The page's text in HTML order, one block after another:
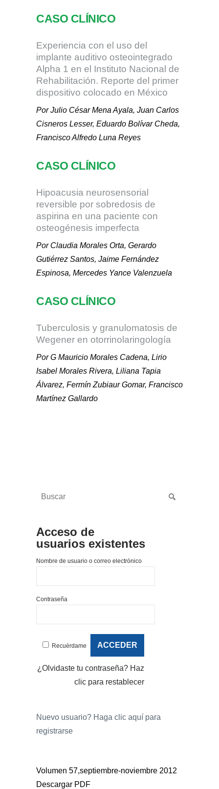
CASO CLÍNICO
Experiencia con el uso del
implante auditivo osteointegrado
Alpha 1 en el Instituto Nacional de
Rehabilitación. Reporte del primer
dispositivo colocado en México
Por Julio César Mena Ayala, Juan Carlos
Cisneros Lesser, Eduardo Bolívar Cheda,
Francisco Alfredo Luna Reyes
CASO CLÍNICO
Hipoacusia neurosensorial
reversible por sobredosis de
aspirina en una paciente con
osteogénesis imperfecta
Por Claudia Morales Orta, Gerardo
Gutiérrez Santos, Jaime Fernández
Espinosa, Mercedes Yance Valenzuela
CASO CLÍNICO
Tuberculosis y granulomatosis de
Wegener en otorrinolaringología
Por G Mauricio Morales Cadena, Lirio
Isabel Morales Rivera, Liliana Tapia
Álvarez, Fermín Zubiaur Gomar, Francisco
Martínez Gallardo
Acceso de
usuarios existentes
Nombre de usuario o correo electrónico
Contraseña
Recuérdame
¿Olvidaste tu contraseña? Haz
clic para restablecer
Nuevo usuario? Haga clic aquí para
registrarse
Volumen 57,septiembre-noviembre 2012
Descargar PDF